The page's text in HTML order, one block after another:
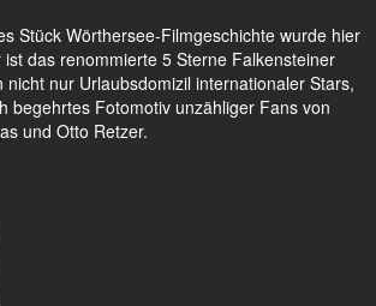
Stück Wörthersee-Filmgeschichte wurde hier
das renommierte 5 Sterne Falkensteiner
nicht nur Urlaubsdomizil internationaler Stars,
begehrtes Fotomotiv unzähliger Fans von
und Otto Retzer.